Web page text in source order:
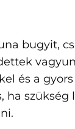
csillagok
bugyit,
és a gyors
ha szükség